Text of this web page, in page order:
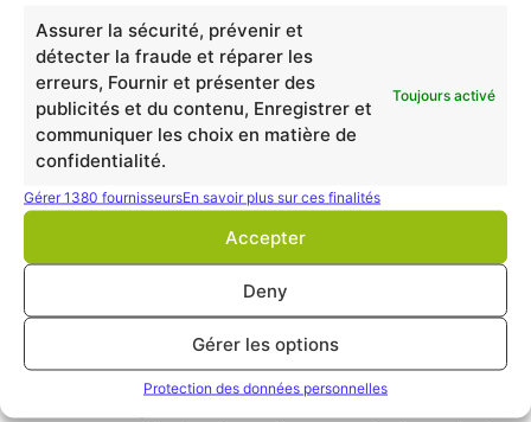
Assurer la sécurité, prévenir et
détecter la fraude et réparer les
erreurs, Fournir et présenter des
publicités et du contenu, Enregistrer et
communiquer les choix en matière de
confidentialité.
Toujours activé
Gérer 1380 fournisseursEn savoir plus sur ces finalités
Accepter
Deny
Gérer les options
Protection des données personnelles
🗝️ Clef 4 : Vérifier le niveau de
qualification RNCP
Depuis le 1er janvier 2019, la
niveaux de qualification a changé.
Consultez la rubrique« Nomenclature du niveau de
qualification » de chaque fiche RNCPpour connaître